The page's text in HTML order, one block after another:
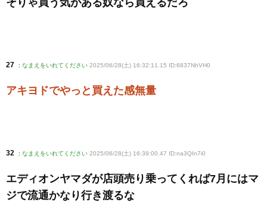
27 : なまえをいれてください 2025/06/28(土) 16:32:11.15 ID:6837NhVH0
アキヨドでやっと買えた感無量
32 : なまえをいれてください 2025/06/28(土) 16:39:00.47 ID:na3QIn7i0
エディオンヤマダが店頭売り乗ってくれば7月にはマ
ジで流通かなり行き渡るな